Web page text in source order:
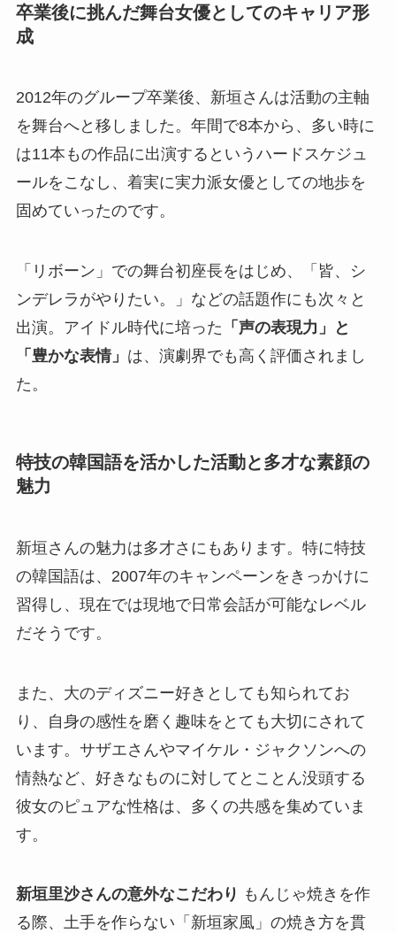
卒業後に挑んだ舞台女優としてのキャリア形
成
2012年のグループ卒業後、新垣さんは活動の主軸
を舞台へと移しました。年間で8本から、多い時に
は11本もの作品に出演するというハードスケジュ
ールをこなし、着実に実力派女優としての地歩を
固めていったのです。
「リボーン」での舞台初座長をはじめ、「皆、シ
ンデレラがやりたい。」などの話題作にも次々と
出演。アイドル時代に培った 「声の表現力」と
「豊かな表情」 は、演劇界でも高く評価されまし
た。
特技の韓国語を活かした活動と多才な素顔の
魅力
新垣さんの魅力は多才さにもあります。特に特技
の韓国語は、2007年のキャンペーンをきっかけに
習得し、現在では現地で日常会話が可能なレベル
だそうです。
また、大のディズニー好きとしても知られてお
り、自身の感性を磨く趣味をとても大切にされて
います。サザエさんやマイケル・ジャクソンへの
情熱など、好きなものに対してとことん没頭する
彼女のピュアな性格は、多くの共感を集めていま
す。
新垣里沙さんの意外なこだわり もんじゃ焼きを作
る際、土手を作らない「新垣家風」の焼き方を貫